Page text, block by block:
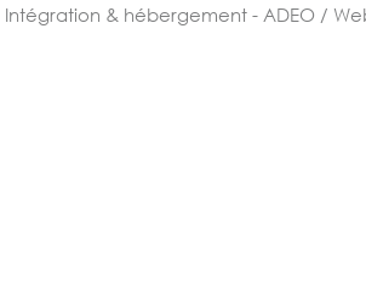
Intégration & hébergement - ADEO /